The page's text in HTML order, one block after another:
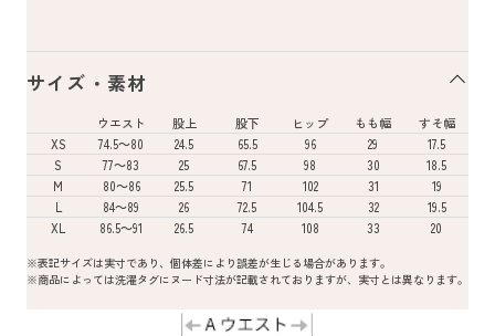
サイズ・素材
ウエスト 股上 股下 ヒップ もも幅
すそ幅
XS
74.5～80 24.5 65.5 96 29
17.5
S
77～83 25 67.5 98 30
18.5
M
80～86 25.5 71 102 31
19
L
84～89 26 72.5 104.5 32
19.5
XL
86.5～91 26.5 74 108 33 20
※表記サイズは実寸であり、個体差により誤差が生じる場合があります。
※商品によっては洗濯タグにヌード寸法が記載されておりますが、実寸とは異なります。